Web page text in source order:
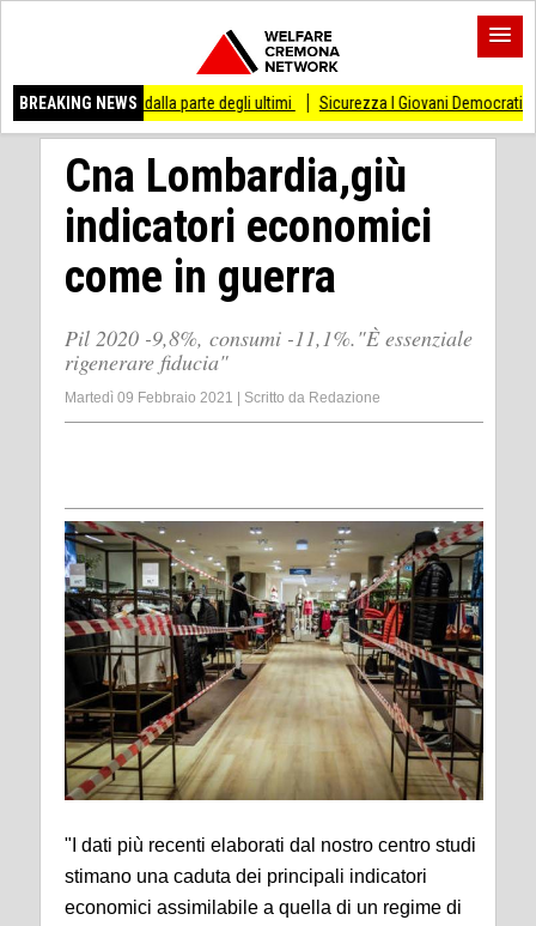
BREAKING NEWS
dalla parte degli ultimi Sicurezza I Giovani Democratici ribattono ai
Cna Lombardia,giù
indicatori economici
come in guerra
Pil 2020 -9,8%, consumi -11,1%."È essenziale
rigenerare fiducia"
Martedì 09 Febbraio 2021 Scritto da Redazione
"I dati più recenti elaborati dal nostro centro studi
stimano una caduta dei principali indicatori
economici assimilabile a quella di un regime di